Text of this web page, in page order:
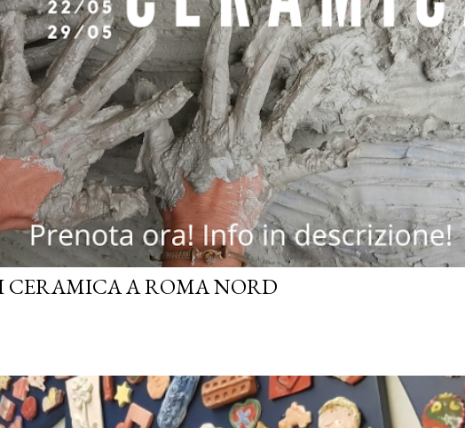
CERAMICA A ROMA NORD